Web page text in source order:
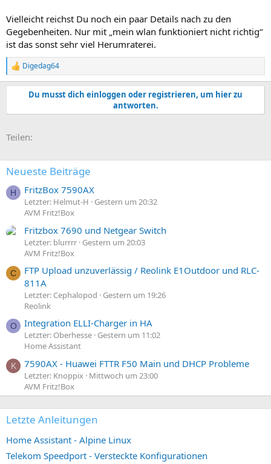
Vielleicht reichst Du noch ein paar Details nach zu den
Gegebenheiten. Nur mit „mein wlan funktioniert nicht richtig“
ist das sonst sehr viel Herumraterei.
R
e
a
n
:
Digedag64
Du musst dich einloggen oder registrieren, um hier zu
antworten.
Teilen:
Neueste Beiträge
H FritzBox 7590AX
Letzter: Helmut-H
Gestern um 20:32
AVM Fritz!Box
Fritzbox 7690 und Netgear Switch
Letzter: blurrrr Gestern um 20:03
AVM Fritz!Box
C
FTP Upload unzuverlässig / Reolink E1Outdoor und RLC-
811A
Letzter: Cephalopod
Gestern um 19:26
Reolink
O Integration ELLI-Charger in HA
Letzter: Oberhesse Gestern um 11:02
Home Assistant
K 7590AX - Huawei FTTR F50 Main und DHCP Probleme
Letzter: Knoppix
Mittwoch um 23:00
AVM Fritz!Box
Letzte Anleitungen
Home Assistant - Alpine Linux
Telekom Speedport - Versteckte Konfigurationen